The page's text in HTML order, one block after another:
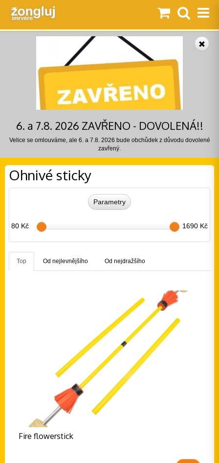
6. a 7.8. 2026 ZAVŘENO - DOVOLENÁ!!
Velice se omlouváme, ale 6. a 7.8. 2026 bude obchůdek z důvodu dovolené
zavřený.
Ohnivé sticky
Parametry
80 Kč 1690 Kč
Top Od nejlevnějšího Od nejdražšího
Fire flowerstick